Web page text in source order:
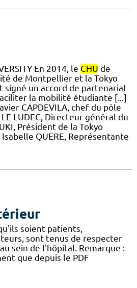
En 2014, le CHU de
de Montpellier et la Tokyo
signé un accord de partenariat
la mobilité étudiante [...]
CAPDEVILA, chef du pôle
LUDEC, Directeur général du
Président de la Tokyo
QUERE, Représentante
soient patients,
sont tenus de respecter
sein de l'hôpital. Remarque :
que depuis le PDF